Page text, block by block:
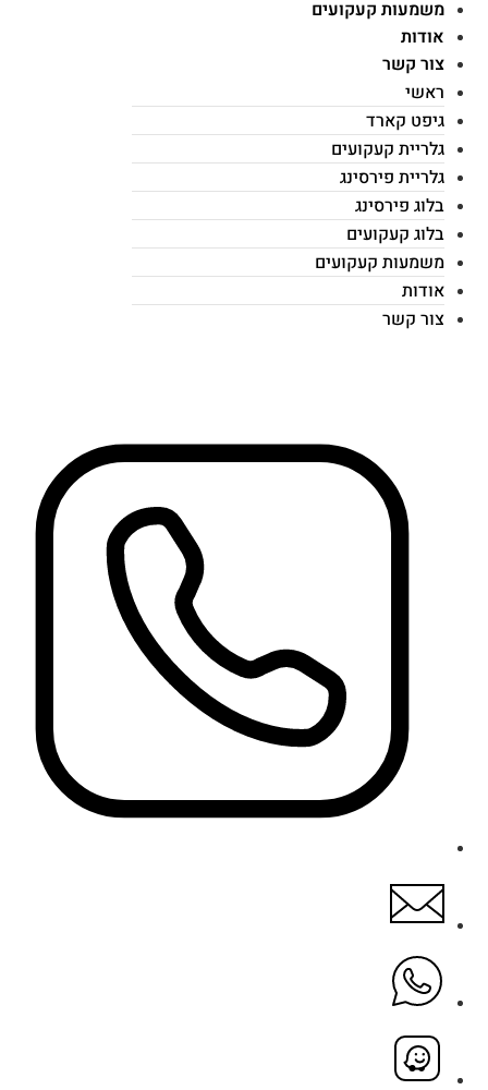
משמעות קעקועים
אודות
צור קשר
ראשי
גיפט קארד
גלריית קעקועים
גלריית פירסינג
בלוג פירסינג
בלוג קעקועים
משמעות קעקועים
אודות
צור קשר